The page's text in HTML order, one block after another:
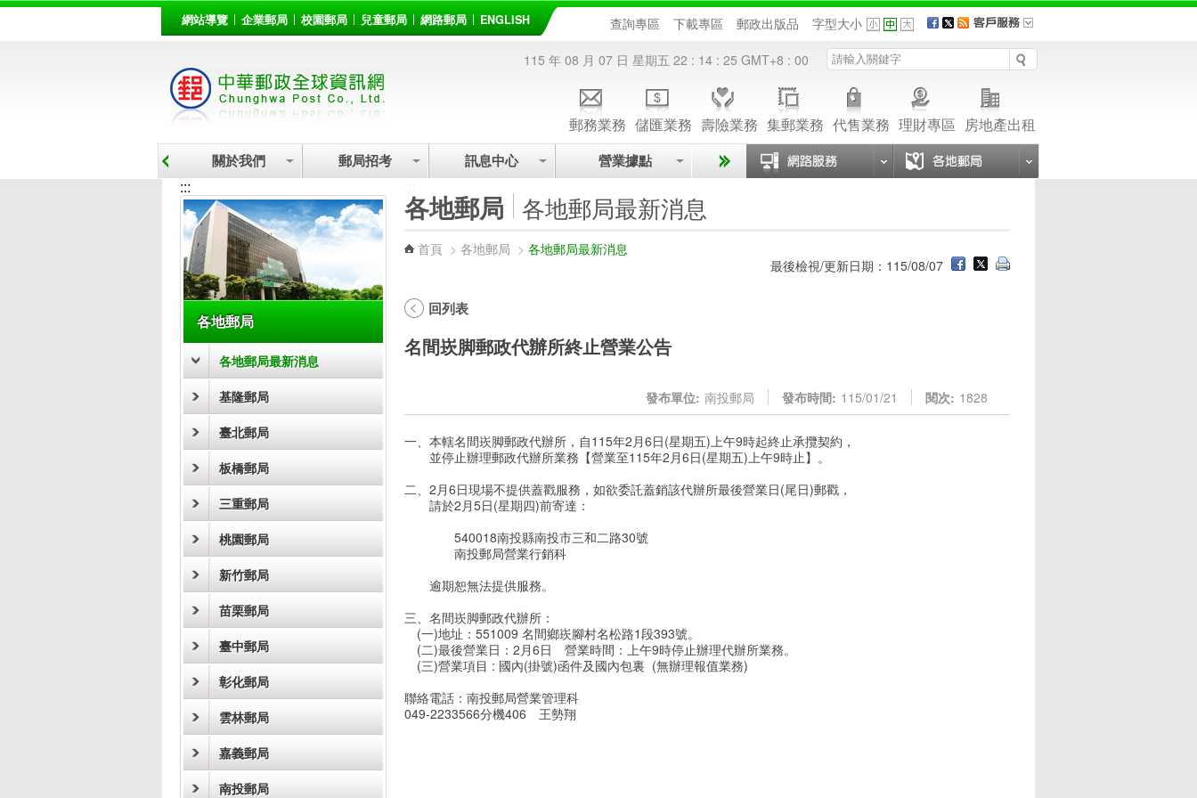
::: 網站導覽 企業郵局 校園郵局 兒童郵局 網路郵局 ENGLISH 查詢專區 下載專區 郵政出版品 字型大小
115 年 08 月 07 日 星期五 22 : 14 : 25 GMT+8 : 00
郵務業務 儲匯業務 壽險業務 集郵業務 代售業務 理財專區 房地產出租
關於我們 郵局招考 訊息中心 營業據點
:::
各地郵局
各地郵局最新消息
基隆郵局
臺北郵局
板橋郵局
三重郵局
桃園郵局
新竹郵局
苗栗郵局
臺中郵局
彰化郵局
雲林郵局
嘉義郵局
南投郵局
各地郵局 各地郵局最新消息
首頁 > 各地郵局 > 各地郵局最新消息
最後檢視/更新日期：115/08/07
回列表
名間崁脚郵政代辦所終止營業公告
發布單位: 南投郵局 發布時間: 115/01/21 閱次: 1828
一、本轄名間崁脚郵政代辦所，自115年2月6日(星期五)上午9時起終止承攬契約，
並停止辦理郵政代辦所業務【營業至115年2月6日(星期五)上午9時止】。
二、2月6日現場不提供蓋戳服務，如欲委託蓋銷該代辦所最後營業日(尾日)郵戳，
請於2月5日(星期四)前寄達：
540018南投縣南投市三和二路30號
南投郵局營業行銷科
逾期恕無法提供服務。
三、名間崁脚郵政代辦所：
(一)地址：551009 名間鄉崁腳村名松路1段393號。
(二)最後營業日：2月6日 營業時間：上午9時停止辦理代辦所業務。
(三)營業項目 : 國內(掛號)函件及國內包裏 (無辦理報值業務)
聯絡電話：南投郵局營業管理科
049-2233566分機406 王勢翔